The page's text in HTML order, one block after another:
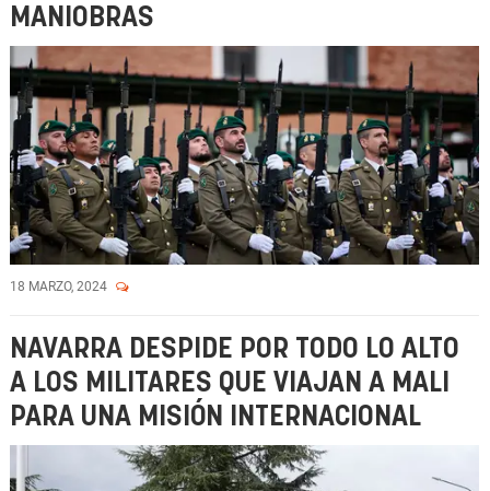
MANIOBRAS
18 MARZO, 2024
NAVARRA DESPIDE POR TODO LO ALTO
A LOS MILITARES QUE VIAJAN A MALI
PARA UNA MISIÓN INTERNACIONAL